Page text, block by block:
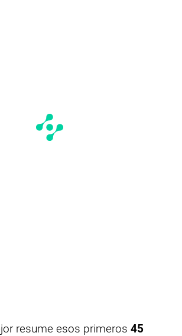
resume esos primeros 45